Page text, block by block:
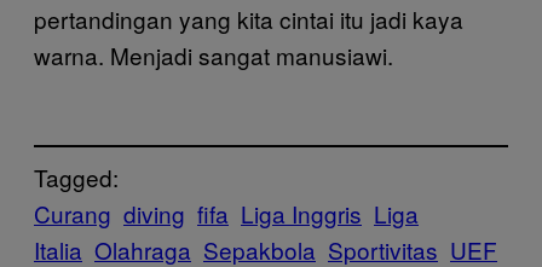
pertandingan yang kita cintai itu jadi kaya
warna. Menjadi sangat manusiawi.
Tagged:
Curang diving fifa Liga Inggris Liga
Italia Olahraga Sepakbola Sportivitas UEF